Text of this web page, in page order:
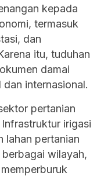
kepada
termasuk
dan
itu, tuduhan
damai
internasional.
pertanian
irigasi
lahan pertanian
wilayah,